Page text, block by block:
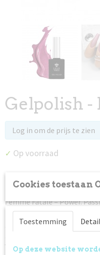
Gelpolish -
Log in om de prijs te zien
✓ Op voorraad
Omschrijving
Femme Fatale – Power.
Draag gedurfde tinten. Een
Ontdek onze nieuwe
Voor nagels die een
Cookies toestaan
Toestemming
Op deze website